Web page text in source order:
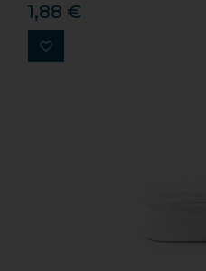
1,88 €